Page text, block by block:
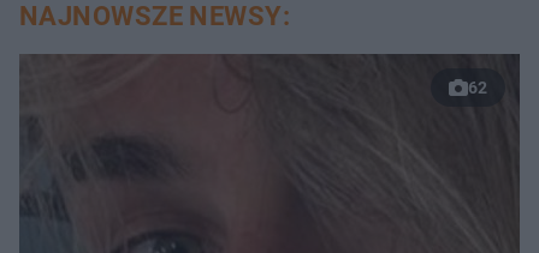
NAJNOWSZE NEWSY:
62